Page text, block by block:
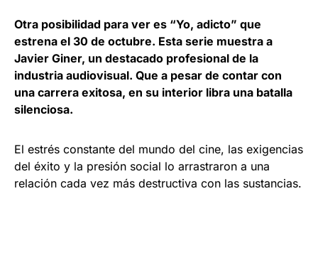
Otra posibilidad para ver es “Yo, adicto” que
estrena el 30 de octubre. Esta serie muestra a
Javier Giner, un destacado profesional de la
industria audiovisual. Que a pesar de contar con
una carrera exitosa, en su interior libra una batalla
silenciosa.
El estrés constante del mundo del cine, las exigencias
del éxito y la presión social lo arrastraron a una
relación cada vez más destructiva con las sustancias.